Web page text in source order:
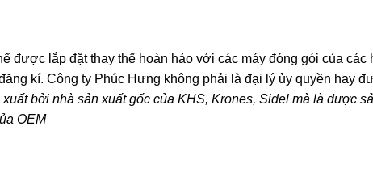
được lắp đặt thay thế hoàn hảo với các máy đóng gói của các
kí. Công ty Phúc Hưng không phải là đại lý ủy quyền hay
bởi nhà sản xuất gốc của KHS, Krones, Sidel mà là được
OEM